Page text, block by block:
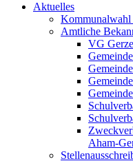
Aktuelles
Kommunalwahl
Amtliche
VG
Aham-